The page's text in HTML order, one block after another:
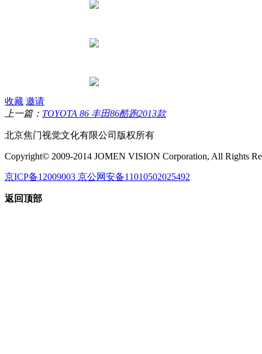
收藏 邀请
上一篇： TOYOTA 86 丰田86酷跑2013款
北京焦门视觉文化有限公司版权所有
Copyright© 2009-2014 JOMEN VISION Corporation, All Rights
京ICP备12009003 京公网安备11010502025492
返回顶部